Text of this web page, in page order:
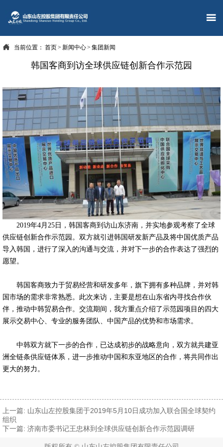

 当前位置： 首页> 新闻中心> 集团新闻
韩国客商到访全球供应链创新合作示范园
2019年4月25日，韩国客商到访山东济南，并实地参观考察了全球
供应链创新合作示范园。双方就引进韩国研发新产品及将中国优质产品
导入韩国，进行了深入的沟通与交流，并对下一步的合作表达了强烈的
愿望。
韩国客商致力于贸易经营和研发多年，旗下拥有多种品牌，并对韩
国市场的需求非常熟悉。此次来访，主要是想在山东省内寻找合作伙
伴，推动中韩贸易合作。交流期间，我方重点介绍了示范园项目的四大
展示交易中心、专业的服务团队、中国产品的优势和市场需求。
中韩双方就下一步的合作，已达成初步的战略意向，双方就共建亚
洲全链条供应链体系，进一步推动中国和东亚地区的合作，将共同作出
更大的努力。
上一篇: 山东山左控股集团于2019年5月10日成功加入联合国全球契约
组织
下一篇: 济南市委书记王忠林到全球供应链创新合作示范园调研